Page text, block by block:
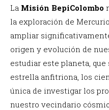
La Misión BepiColombo
la exploración de
ampliar
origen y evolución de
estudiar este planeta,
estrella anfitriona, los
única de investigar los
nuestro vecindario